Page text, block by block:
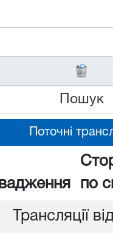
Пошук
Поточні
по
Трансляції